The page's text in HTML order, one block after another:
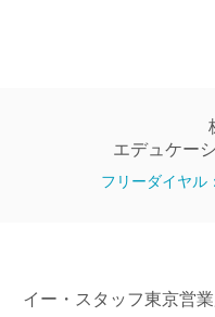
エデュケー
フリーダイヤル：
イー・スタッフ東京営